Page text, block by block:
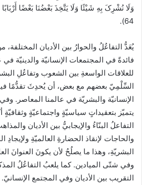
وَلَا نُشْرِکَ بِهِ شَیْئًا وَلَا یَتَّخِذَ بَعْضُنَا بَعْضًا
64).
يُعَدُّ التفاعُلُ والحوارُ بين الأديان
فائدةً في المجتمعات الإنسانيّة والدينيّة
للعلاقات الواسعةِ بين الشعوب وتفاعُلِ
السِّلْمِيّ بعضهم مع بعض، أن يُحدِثَ تقدُّمًا
الإنسانيّة والبشريّة في عالمنا المعاصر.
يتميّز بتعقيداتٍ سياسيّةٍ واجتماعيّةٍ وثقافيّةٍ
التفاعلُ البنّاءُ والإيجابيُّ بين الأديان
والحاجات لإنقاذ الحضارةِ العالميّةِ ولإيجادِ
البشريّةِ، وهذا ما يصلُحُ لأن يكونَ العنوانَ
وفي شتّى الميادين. كما يلعبُ التفاعُلُ
التقريب بين الأديان وفي المجتمع